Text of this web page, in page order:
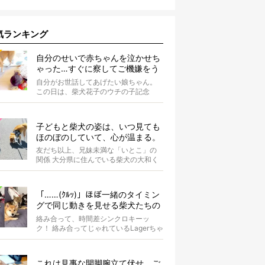
ランキング
自分のせいで赤ちゃんを泣かせち
ゃった…すぐに察してご機嫌をう
かがう柴犬の優しさが泣ける【動
画】
自分がお世話してあげたい娘ちゃん。
この日は、柴犬花子のウチの子記念
日。ということで、オーナーさんはご
子どもと柴犬の姿は、いつ見ても
ほのぼのしていて、心が温まる。
友だち以上、兄妹未満な「いとこ」の
関係 大分県に住んでいる柴犬の大和く
ん。Instagramにたびたび登場する...
「……(ｸﾙｯ)」ほぼ一緒のタイミン
グで同じ動きを見せる柴犬たちの
シンクロっぷりがなんだかスゴイ
絡み合って、時間差シンクロキーッ
ク！ 絡み合ってじゃれているLagerちゃ
んとaleちゃん。いったいどんな体勢...